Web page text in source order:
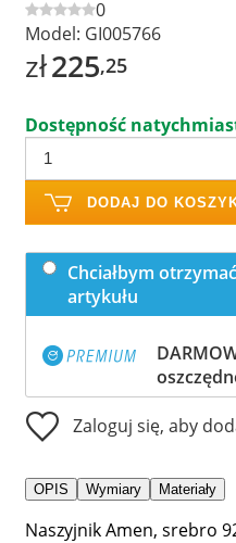
0
Model: GI005766
zł225,25
Dostępność
DODAJ DO
Chciałbym
artykułu
Zaloguj się, aby
OPIS Wymiary Materiały
Naszyjnik Amen, srebro